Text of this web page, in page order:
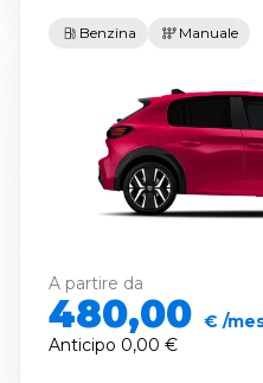
Benzina Manuale
A partire da
480,00 € /
Anticipo 0,00 €